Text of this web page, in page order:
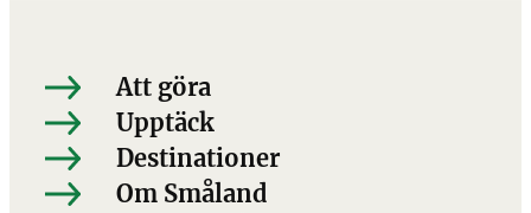
Att göra
Upptäck
Destinationer
Om Småland